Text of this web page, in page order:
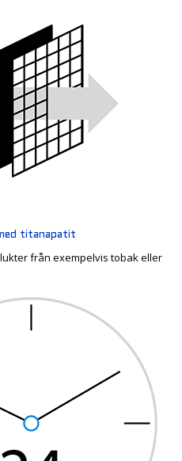
titanapatit
från exempelvis tobak eller